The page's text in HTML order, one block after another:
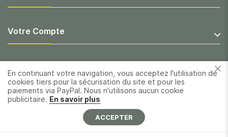
En continuant votre navigation, vous acceptez l'utilisation de
cookies tiers pour la sécurisation du site et pour les
paiements via PayPal. Nous n'utilisons aucun cookie
publicitaire. En savoir plus
ACCEPTER
Votre Compte